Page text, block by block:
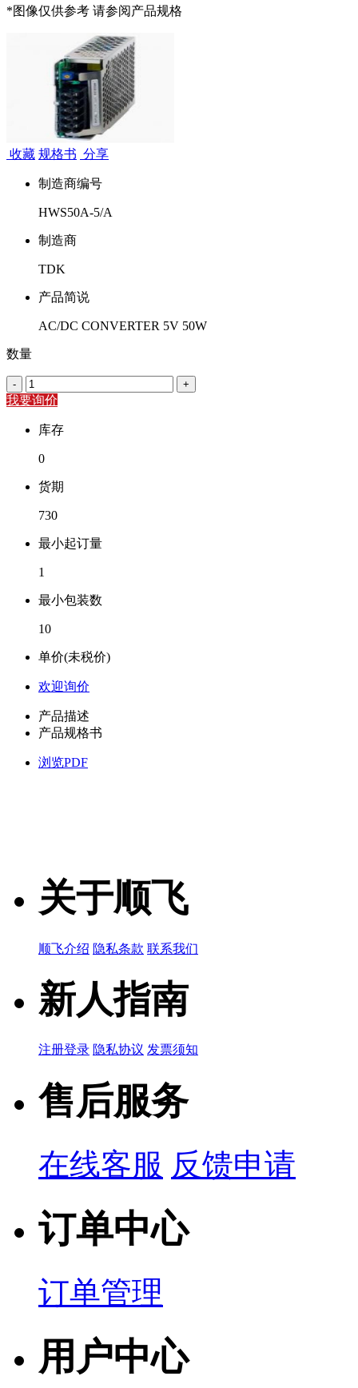
*图像仅供参考 请参阅产品规格
收藏 规格书 分享
制造商编号
HWS50A-5/A
制造商
TDK
产品简说
AC/DC CONVERTER 5V 50W
数量
- +
我要询价
库存
0
货期
730
最小起订量
1
最小包装数
10
单价(未税价)
欢迎询价
产品描述
产品规格书
浏览PDF
关于顺飞
顺飞介绍 隐私条款 联系我们
新人指南
注册登录 隐私协议 发票须知
售后服务
在线客服 反馈申请
订单中心
订单管理
用户中心